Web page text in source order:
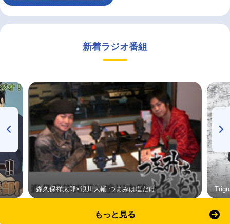
新着ラジオ番組
森久保祥太郎×浪川大輔 つまみは塩だけ
もっと見る